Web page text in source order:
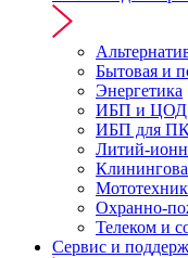
Бытовая и
Энергетика
ИБП и ЦОД
ИБП для ПК
Литий-
Охранно-
Телеком и
Сервис и